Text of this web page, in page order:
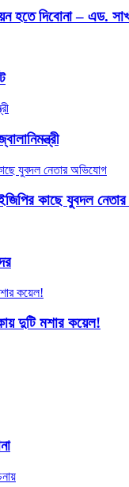
হতে দিবোনা – এড.
কাছে যুবদল
দুটি মশার কয়েল!